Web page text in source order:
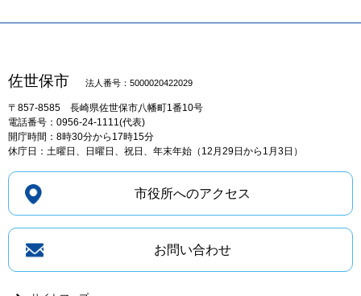
佐世保市 法人番号：5000020422029
〒857-8585 長崎県佐世保市八幡町1番10号
電話番号：0956-24-1111(代表)
開庁時間：8時30分から17時15分
休庁日：土曜日、日曜日、祝日、年末年始（12月29日から1月3日）
市役所へのアクセス
お問い合わせ